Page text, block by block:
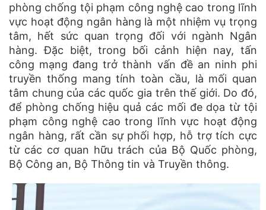
phòng chống tội phạm công nghệ cao trong lĩnh
vực hoạt động ngân hàng là một nhiệm vụ trọng
tâm, hết sức quan trọng đối với ngành Ngân
hàng. Đặc biệt, trong bối cảnh hiện nay, tấn
công mạng đang trở thành vấn đề an ninh phi
truyền thống mang tính toàn cầu, là mối quan
tâm chung của các quốc gia trên thế giới. Do đó,
để phòng chống hiệu quả các mối đe dọa từ tội
phạm công nghệ cao trong lĩnh vực hoạt động
ngân hàng, rất cần sự phối hợp, hỗ trợ tích cực
từ các cơ quan hữu trách của Bộ Quốc phòng,
Bộ Công an, Bộ Thông tin và Truyền thông.